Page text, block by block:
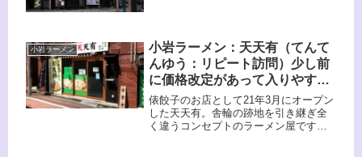
小岩ラーメン
小岩ラーメン：天天有（てんて
んゆう：リピート訪問）少し前
に価格改定があって入りやすく
なったぞ！（すでに閉店）
俵餃子のお店として21年3月にオープン
した天天有。舎輪の跡地を引き継ぎ全
く違うコンセプトのラーメン屋です